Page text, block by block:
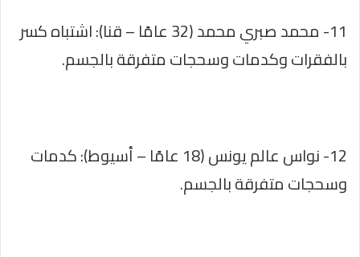
11- محمد صبري محمد (32 عامًا – قنا): اشتباه كسر
بالفقرات وكدمات وسحجات متفرقة بالجسم.
12- نواس عالم يونس (18 عامًا – أسيوط): كدمات
وسحجات متفرقة بالجسم.